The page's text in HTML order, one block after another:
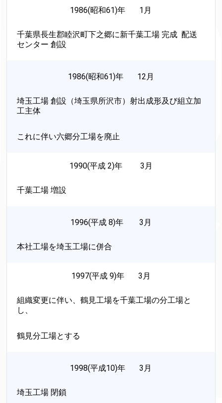
1986(昭和61)年 1月
千葉県長生郡睦沢町下之郷に新千葉工場 完成 配送
センター 創設
1986(昭和61)年 12月
埼玉工場 創設（埼玉県所沢市）射出成形及び組立加
工主体
これに伴い六郷分工場を廃止
1990(平成 2)年 3月
千葉工場 増設
1996(平成 8)年 3月
本社工場を埼玉工場に併合
1997(平成 9)年 3月
組織変更に伴い、鶴見工場を千葉工場の分工場と
し、
鶴見分工場とする
1998(平成10)年 3月
埼玉工場 閉鎖